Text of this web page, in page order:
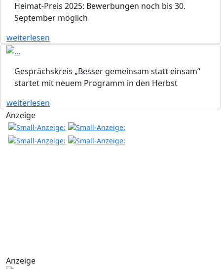
Heimat-Preis 2025: Bewerbungen noch bis 30.
September möglich
weiterlesen
Gesprächskreis „Besser gemeinsam statt einsam“
startet mit neuem Programm in den Herbst
weiterlesen
Anzeige
Anzeige